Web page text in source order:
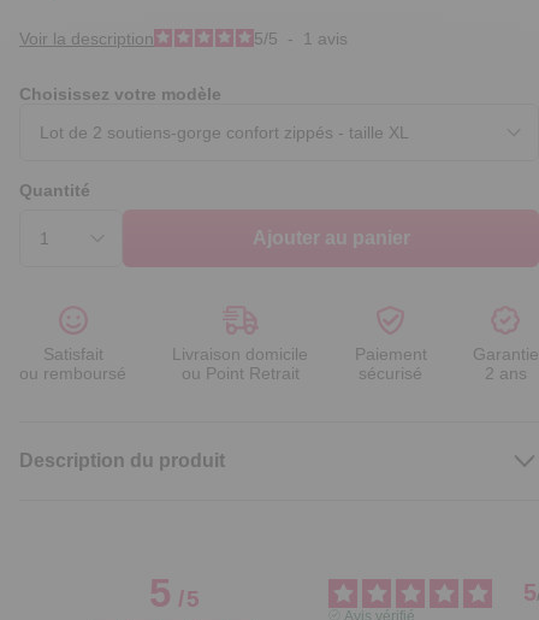
Voir la description 5/5 - 1 avis
Choisissez votre modèle
Quantité
Ajouter au panier
Satisfait
ou remboursé
Livraison domicile
ou Point Retrait
Paiement
sécurisé
Garantie
2 ans
Description du produit
5/5 5
Avis vérifié